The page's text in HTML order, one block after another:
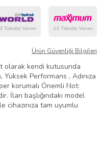
Ürün Güvenliği Bilgileri
olarak kendi kutusunda
Performans , Adınıza
korumalı Önemli Not:
İlan başlığındaki model
cihazınıza tam uyumlu